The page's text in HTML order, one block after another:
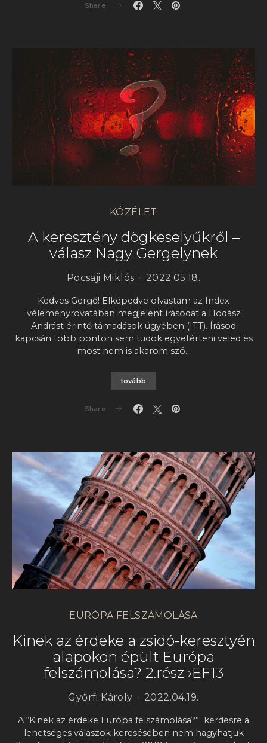
Share
KÖZÉLET
A keresztény dögkeselyűkről –
válasz Nagy Gergelynek
Pocsaji Miklós 2022.05.18.
Kedves Gergő! Elképedve olvastam az Index
véleményrovatában megjelent írásodat a Hodász
Andrást érintő támadások ügyében (ITT). Írásod
kapcsán több ponton sem tudok egyetérteni veled és
most nem is akarom szó…
tovább
Share
EURÓPA FELSZÁMOLÁSA
Kinek az érdeke a zsidó-keresztyén
alapokon épült Európa
felszámolása? 2.rész ›EF13
Győrfi Károly 2022.04.19.
A “Kinek az érdeke Európa felszámolása?” kérdésre a
lehetséges válaszok keresésében nem hagyhatjuk